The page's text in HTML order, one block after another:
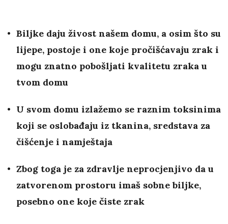
Biljke daju živost našem domu, a osim što su
lijepe, postoje i one koje pročišćavaju zrak i
mogu znatno pobošljati kvalitetu zraka u
tvom domu
U svom domu izlažemo se raznim toksinima
koji se oslobađaju iz tkanina, sredstava za
čišćenje i namještaja
Zbog toga je za zdravlje neprocjenjivo da u
zatvorenom prostoru imaš sobne biljke,
posebno one koje čiste zrak